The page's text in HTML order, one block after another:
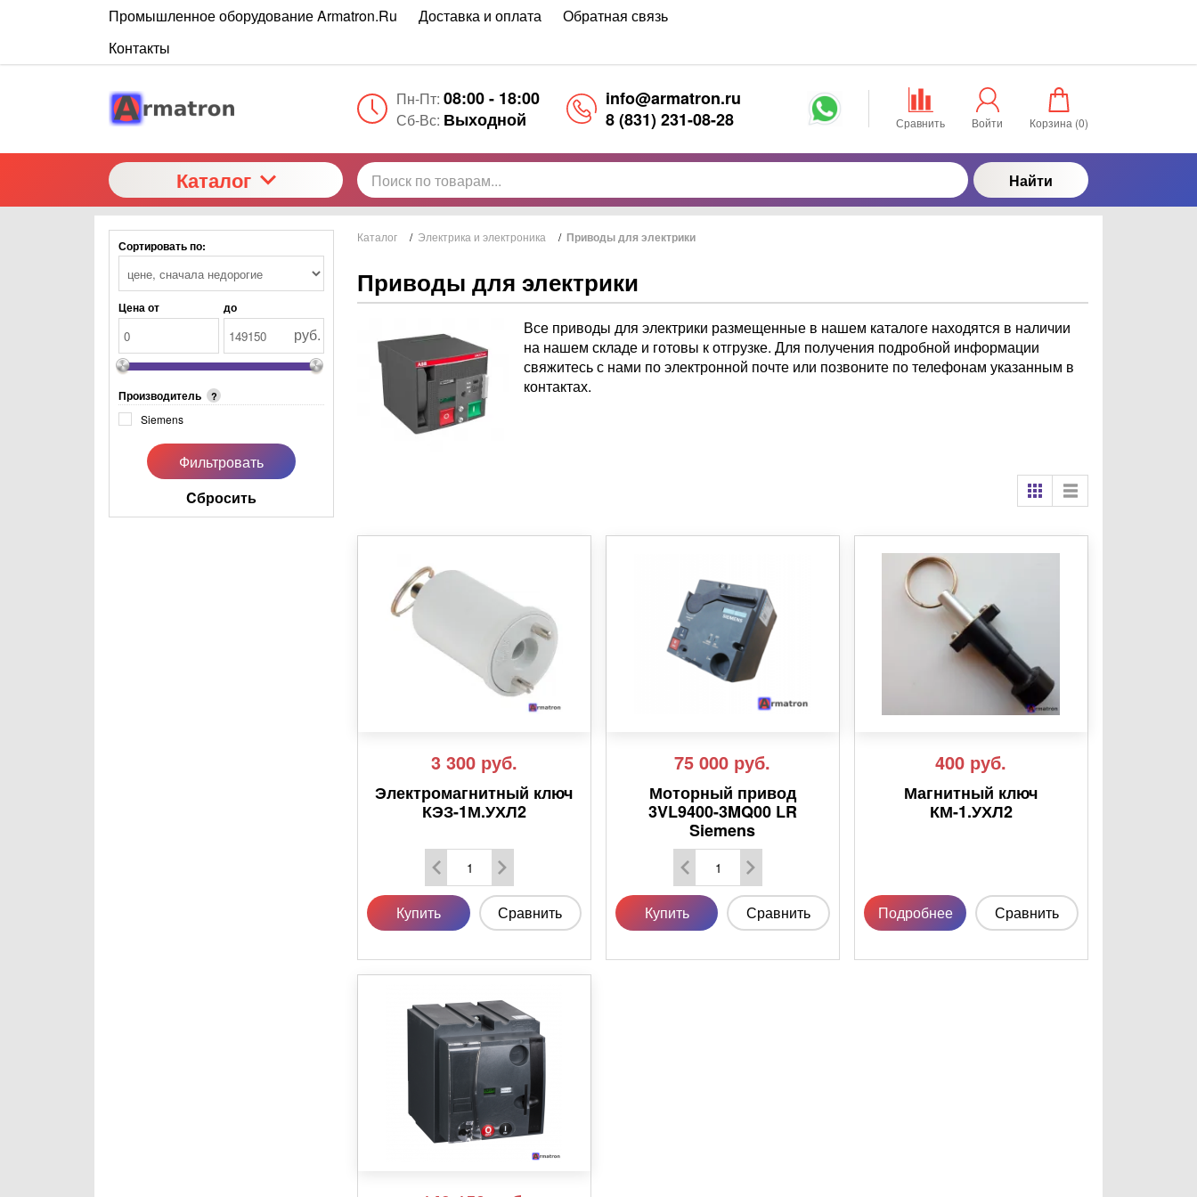
Промышленное оборудование Armatron.Ru Доставка и оплата
Обратная связь
Контакты
Пн-Пт: 08:00 - 18:00
Сб-Вс: Выходной
info@armatron.ru
8 (831) 231-08-28
Сравнить Войти Корзина (0)
Каталог Найти
Сортировать по:
Цена от до
руб.
Производитель ?
Siemens
Cбросить
Каталог / Электрика и электроника / Приводы для электрики
Приводы для электрики
Все приводы для электрики размещенные в нашем каталоге находятся в наличии
на нашем складе и готовы к отгрузке. Для получения подробной информации
свяжитесь с нами по электронной почте или позвоните по телефонам указанным в
контактах.
3 300 руб.
Электромагнитный ключ
КЭЗ-1М.УХЛ2
Купить Сравнить
75 000 руб.
Моторный привод
3VL9400-3MQ00 LR
Siemens
Купить Сравнить
400 руб.
Магнитный ключ
КМ-1.УХЛ2
Подробнее Сравнить